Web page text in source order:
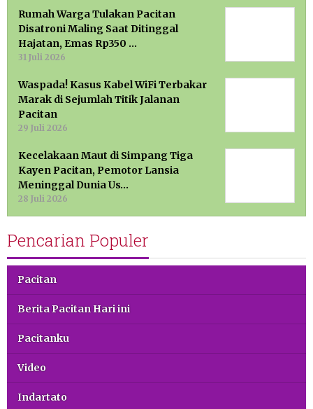
Rumah Warga Tulakan Pacitan
Disatroni Maling Saat Ditinggal
Hajatan, Emas Rp350 …
31 Juli 2026
Waspada! Kasus Kabel WiFi Terbakar
Marak di Sejumlah Titik Jalanan
Pacitan
29 Juli 2026
Kecelakaan Maut di Simpang Tiga
Kayen Pacitan, Pemotor Lansia
Meninggal Dunia Us…
28 Juli 2026
Pencarian Populer
Pacitan
Berita Pacitan Hari ini
Pacitanku
Video
Indartato